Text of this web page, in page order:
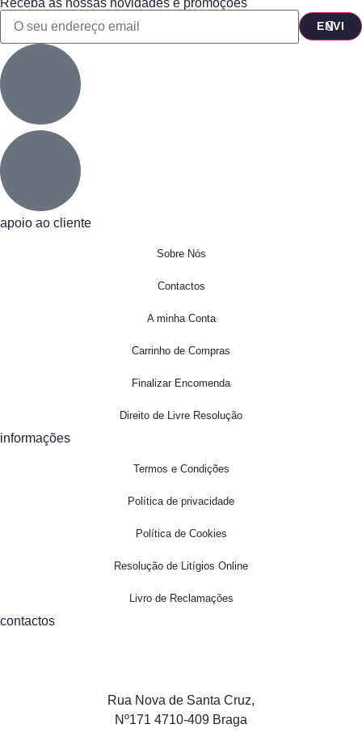
Receba as nossas novidades e promoções
apoio ao cliente
Sobre Nós
Contactos
A minha Conta
Carrinho de Compras
Finalizar Encomenda
Direito de Livre Resolução
informações
Termos e Condições
Política de privacidade
Política de Cookies
Resolução de Litígios Online
Livro de Reclamações
contactos
Rua Nova de Santa Cruz,
Nº171 4710-409 Braga